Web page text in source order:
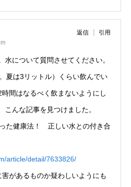
返信 引用
水について質問させてください。
夏は3リットル）くらい飲んでい
間はなるべく飲まないようにし
こんな記事を見つけました。
た健康法！ 正しい水との付き合
article/detail/7633826/
があるものか疑わしいようにも